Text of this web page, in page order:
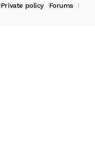
Private policy
Forums